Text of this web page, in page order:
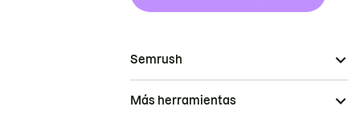
Semrush
Más herramientas